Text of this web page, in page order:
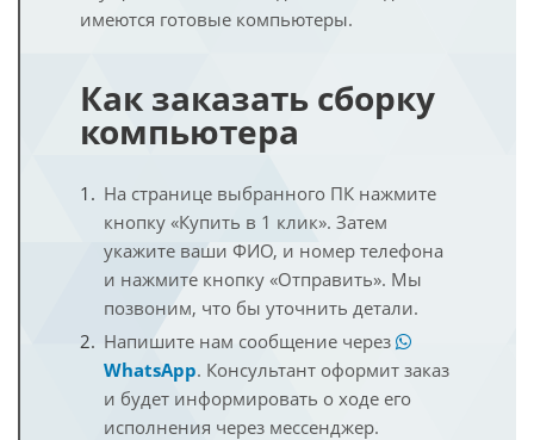
имеются готовые компьютеры.
Как заказать сборку
компьютера
На странице выбранного ПК нажмите
кнопку «Купить в 1 клик». Затем
укажите ваши ФИО, и номер телефона
и нажмите кнопку «Отправить». Мы
позвоним, что бы уточнить детали.
Напишите нам сообщение через
WhatsApp. Консультант оформит заказ
и будет информировать о ходе его
исполнения через мессенджер.